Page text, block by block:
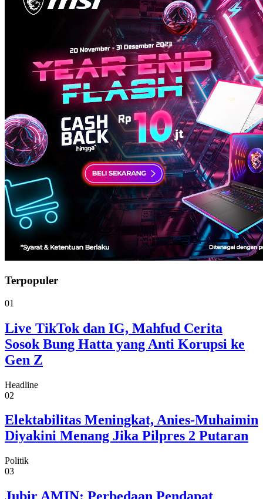
Terpopuler
01
Live TikTok dan IG, Mahfud Cerita
Sosok Bung Hatta yang Anti Korupsi ke
Gen Z
Headline
02
Elektabilitas Meningkat, Anies-Muhaimin
Diyakini Menang Jika Pilpres 2 Putaran
Politik
03